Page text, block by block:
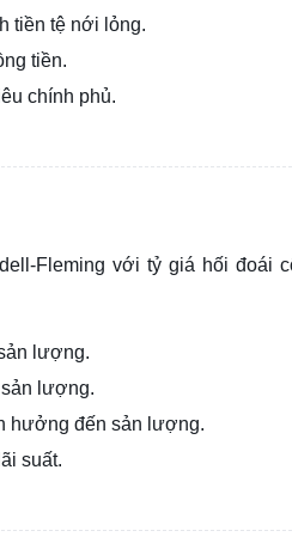
tiền tệ nới lỏng.
tiền.
chính phủ.
Fleming với tỷ giá hối đoái
lượng.
sản lượng.
hưởng đến sản lượng.
suất.